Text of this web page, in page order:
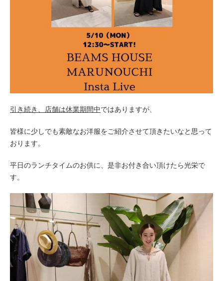
引き続き、店舗は休業期間中ではありますが、
皆様に少しでも素敵なお洋服をご紹介させて頂きたいなと思って
おります。
平日のランチタイムのお供に、是非お付き合い頂けたら光栄で
す。